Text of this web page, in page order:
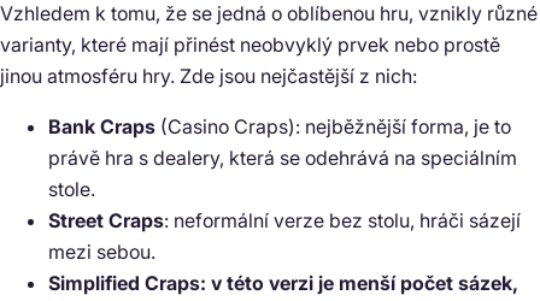
Vzhledem k tomu, že se jedná o oblíbenou hru, vznikly různé
varianty, které mají přinést neobvyklý prvek nebo prostě
jinou atmosféru hry. Zde jsou nejčastější z nich:
Bank Craps (Casino Craps): nejběžnější forma, je to
právě hra s dealery, která se odehrává na speciálním
stole.
Street Craps: neformální verze bez stolu, hráči sázejí
mezi sebou.
Simplified Craps: v této verzi je menší počet sázek,